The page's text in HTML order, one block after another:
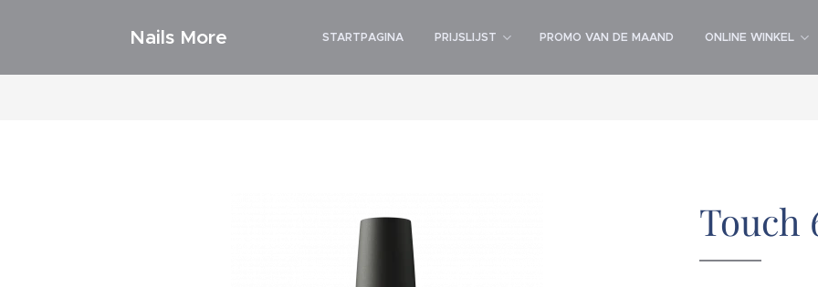
Nails More STARTPAGINA PRIJSLIJST PROMO VAN DE MAAND ONLINE WINKEL
Touch